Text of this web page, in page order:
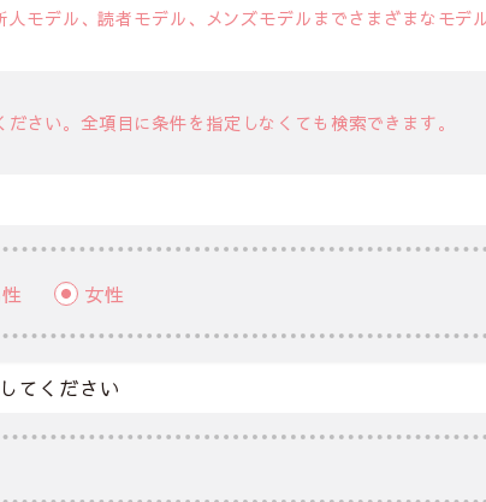
人モデル、読者モデル、メンズモデルまでさまざまなモデ
さい。全項目に条件を指定しなくても検索できます。
女性